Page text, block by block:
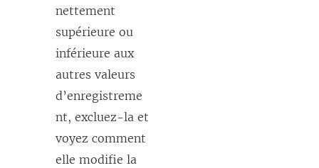
nettement
supérieure ou
inférieure aux
autres valeurs
d’enregistreme
nt, excluez-la et
voyez comment
elle modifie la